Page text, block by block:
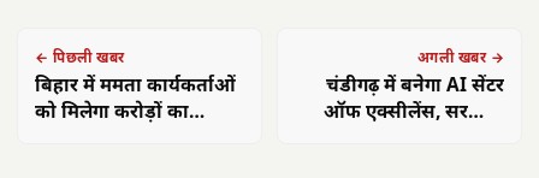
← पिछली खबर
बिहार में ममता कार्यकर्ताओं
को मिलेगा करोड़ों का
अगली खबर →
चंडीगढ़ में बनेगा AI सेंटर
ऑफ एक्सीलेंस, सरकारी